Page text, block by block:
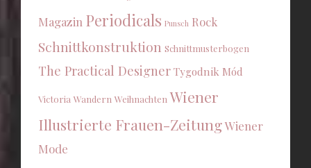
Magazin Periodicals Punsch Rock
Schnittkonstruktion Schnittmusterbogen
The Practical Designer Tygodnik Mód
Victoria Wandern Weihnachten Wiener
Illustrierte Frauen-ZeitungWiener
Mode